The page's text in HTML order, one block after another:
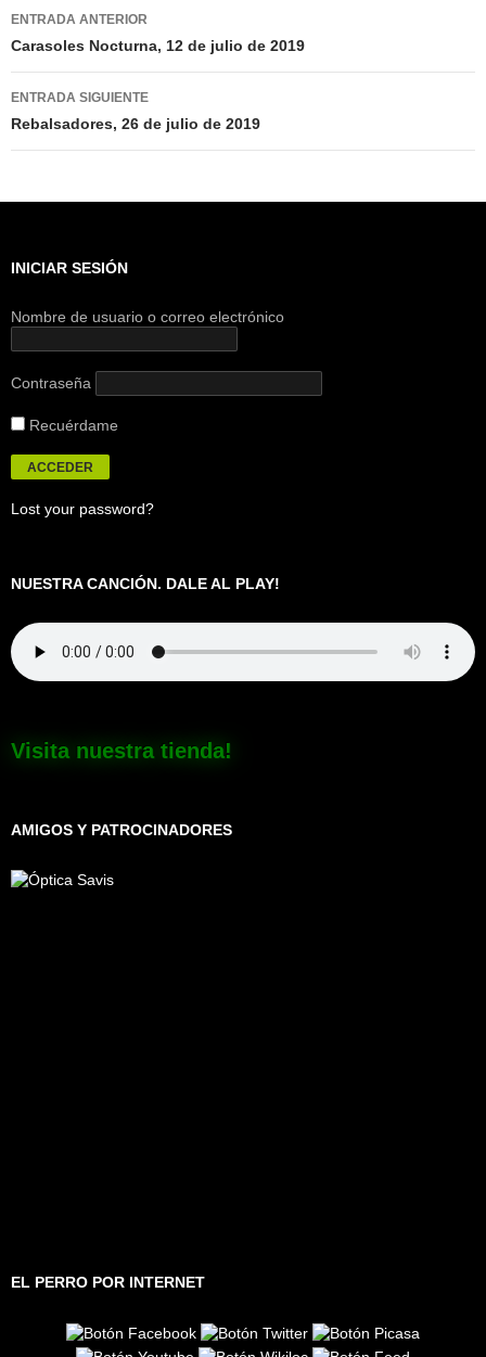
Navegación
de
entradas
ENTRADA ANTERIOR
Carasoles Nocturna, 12 de julio de 2019
ENTRADA SIGUIENTE
Rebalsadores, 26 de julio de 2019
INICIAR SESIÓN
Nombre de usuario o correo electrónico
Contraseña
Recuérdame
Lost your password?
NUESTRA CANCIÓN. DALE AL PLAY!
Visita nuestra tienda!
AMIGOS Y PATROCINADORES
EL PERRO POR INTERNET